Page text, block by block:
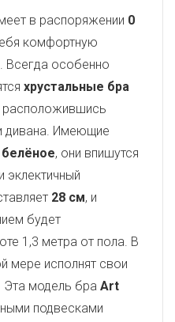
в распоряжении 0
комфортную
. Всегда особенно
хрустальные бра
расположившись
дивана. Имеющие
, они впишутся
28 см, и
будет
1,3 метра от пола. В
мере исполнят свои
Эта модель бра Art
подвесками